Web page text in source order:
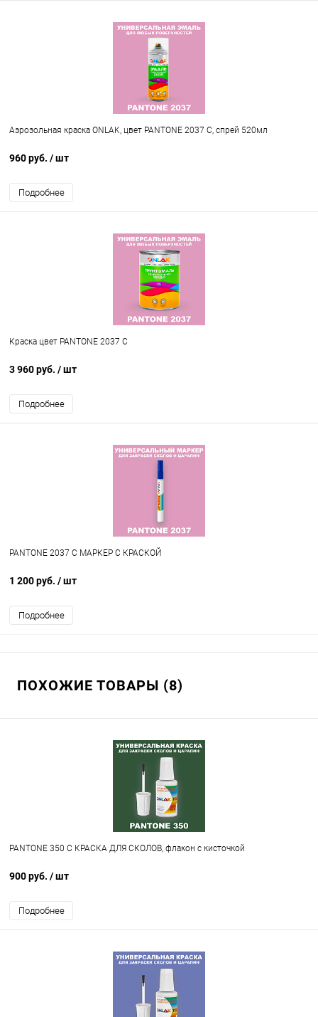
Аэрозольная краска ONLAK, цвет PANTONE 2037 C, спрей 520мл
960 руб. / шт
Подробнее
Краска цвет PANTONE 2037 C
3 960 руб. / шт
Подробнее
PANTONE 2037 C МАРКЕР С КРАСКОЙ
1 200 руб. / шт
Подробнее
ПОХОЖИЕ ТОВАРЫ (8)
PANTONE 350 C КРАСКА ДЛЯ СКОЛОВ, флакон с кисточкой
900 руб. / шт
Подробнее